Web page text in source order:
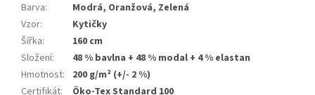
Barva:
Modrá, Oranžová, Zelená
Vzor:
Kytičky
Šířka:
160 cm
Složení:
48 % bavlna + 48 % modal + 4 % elastan
Hmotnost:
200 g/m² (+/- 2 %)
Certifikát:
Öko-Tex Standard 100